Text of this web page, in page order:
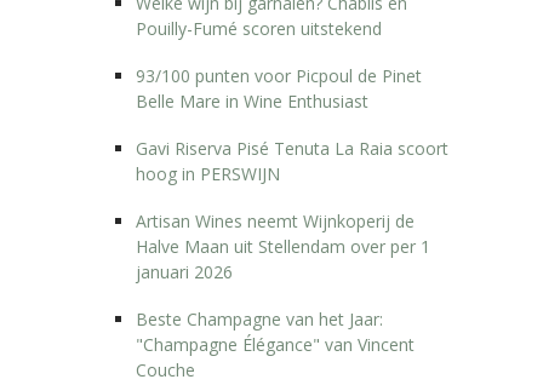
Pouilly-Fumé scoren uitstekend
93/100 punten voor Picpoul de Pinet
Belle Mare in Wine Enthusiast
Gavi Riserva Pisé Tenuta La Raia scoort
hoog in PERSWIJN
Artisan Wines neemt Wijnkoperij de
Halve Maan uit Stellendam over per 1
januari 2026
Beste Champagne van het Jaar:
"Champagne Élégance" van Vincent
Couche